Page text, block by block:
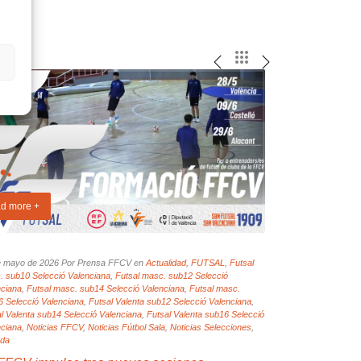
more +
mayo de 2026 Por Prensa FFCV en Actualidad, FUTSAL
Futsal
sub10 Selecció Valenciana, Futsal masc. sub12 Selecció
, Futsal masc. sub14 Selecció Valenciana, Futsal masc.
Selecció Valenciana, Futsal Valenta sub12 Selecció Valenciana,
Valenta sub14 Selecció Valenciana, Futsal Valenta sub16 Selecció
, Noticias FFCV, Noticias Fútbol Sala, Noticias Selecciones,